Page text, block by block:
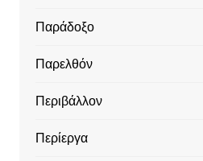
Παράδοξο
Παρελθόν
Περιβάλλον
Περίεργα